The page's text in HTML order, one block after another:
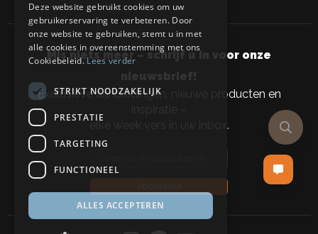
Mis niets meer – schrijf u in voor onze
nieuwsbrief!
Exclusieve aanbiedingen, nieuwe producten en
inspiratie –
elke week vers in uw inbox.
Deze website gebruikt cookies om uw
gebruikerservaring te verbeteren. Door
onze website te gebruiken, stemt u in met
alle cookies in overeenstemming met ons
Cookiebeleid.Lees verder
STRIKT NOODZAKELIJK
PRESTATIE
TARGETING
FUNCTIONEEL
ALLES ACCEPTEREN